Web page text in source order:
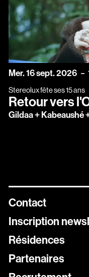
mercredi
Mer.16septembre
sept.2026
Stereolux fête ses 15 ans
Retour vers
Gildaa + Kabeaushé
Contact
Inscription
Résidences
Partenaires
Newsletters
Inscrivez vous aux